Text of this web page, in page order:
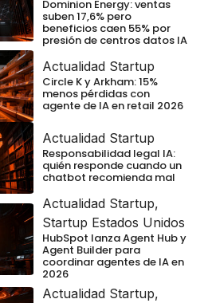
Dominion Energy: ventas
suben 17,6% pero
beneficios caen 55% por
presión de centros datos IA
Actualidad Startup
Circle K y Arkham: 15%
menos pérdidas con
agente de IA en retail 2026
Actualidad Startup
Responsabilidad legal IA:
quién responde cuando un
chatbot recomienda mal
Actualidad Startup,
Startup Estados Unidos
HubSpot lanza Agent Hub y
Agent Builder para
coordinar agentes de IA en
2026
Actualidad Startup,